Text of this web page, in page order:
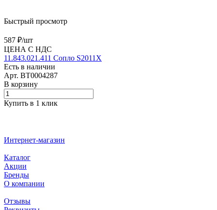
Быстрый просмотр
587 ₽/шт
ЦЕНА С НДС
11.843.021.411 Сопло S2011X
Есть в наличии
Арт. BT0004287
В корзину
Купить в 1 клик
Интернет-магазин
Каталог
Акции
Бренды
О компании
Отзывы